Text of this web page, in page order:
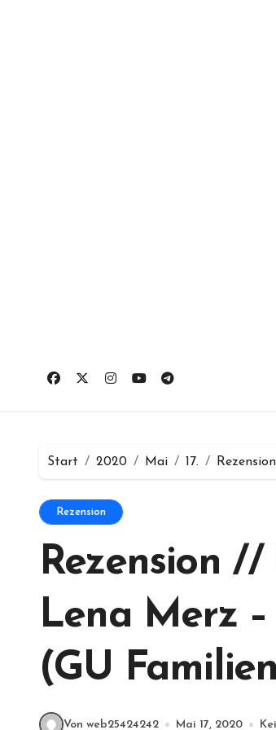
Start 2020 Mai 17.
Rezension
Rezension
Lena Merz
(GU
Von web25424242 Mai 17, 2020